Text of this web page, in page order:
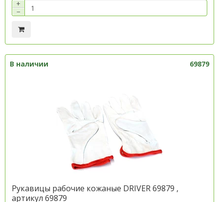
+
−
В наличии 69879
Рукавицы рабочие кожаные DRIVER 69879 ,
артикул 69879